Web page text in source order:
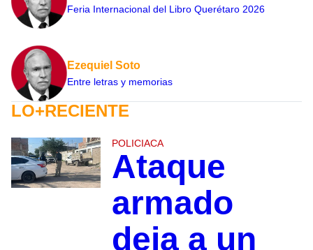
Feria Internacional del Libro Querétaro 2026
Ezequiel Soto
Entre letras y memorias
LO+RECIENTE
POLICIACA
Ataque
armado
deja a un